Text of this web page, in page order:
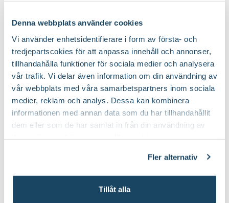
Denna webbplats använder cookies
Vi använder enhetsidentifierare i form av första- och
tredjepartscokies för att anpassa innehåll och annonser,
tillhandahålla funktioner för sociala medier och analysera
vår trafik. Vi delar även information om din användning av
vår webbplats med våra samarbetspartners inom sociala
medier, reklam och analys. Dessa kan kombinera
informationen med annan data som du har tillhandahållit
dem eller som de har samlat in från din användning av
Fler alternativ
Tillåt alla
Fiberpots / Fiberkruka
Nelson Garden
3990
Välj butik
Online
Fåtal i lager
till Fiberpots / Fiberkruka produktsida
Sticketikett färg
Nelson Garden
Välj butik
Online